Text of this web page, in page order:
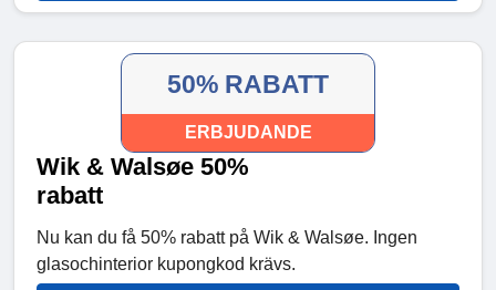
50% RABATT
ERBJUDANDE
Wik & Walsøe 50%
rabatt
Nu kan du få 50% rabatt på Wik & Walsøe. Ingen
glasochinterior kupongkod krävs.